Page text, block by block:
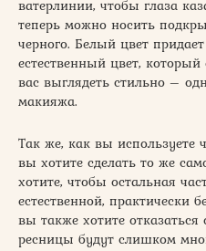
ватерлинии, чтобы глаза
теперь можно носить
черного. Белый цвет
естественный цвет,
вас выглядеть стильно –
макияжа.
Так же, как вы используете
вы хотите сделать то же
хотите, чтобы остальная
естественной, практически
вы также хотите
ресницы будут слишком